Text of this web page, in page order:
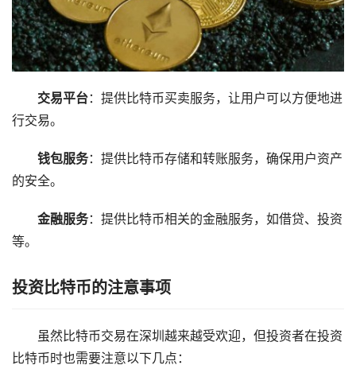
交易平台：提供比特币买卖服务，让用户可以方便地进
行交易。
钱包服务：提供比特币存储和转账服务，确保用户资产
的安全。
金融服务：提供比特币相关的金融服务，如借贷、投资
等。
投资比特币的注意事项
虽然比特币交易在深圳越来越受欢迎，但投资者在投资
比特币时也需要注意以下几点：